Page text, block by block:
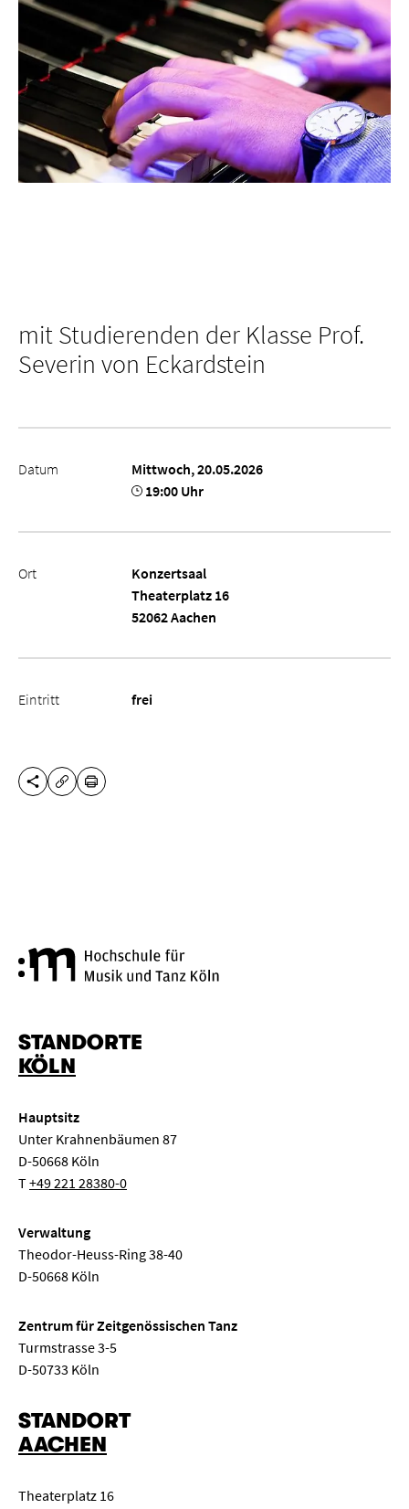
mit Studierenden der Klasse Prof.
Severin von Eckardstein
Datum
Mittwoch, 20.05.2026
19:00 Uhr
Ort
Konzertsaal
Theaterplatz 16
52062 Aachen
Eintritt frei
DIESE SEITE TEILEN
URL KOPIEREN
DRUCKEN
STANDORTE
KÖLN
Hauptsitz
Unter Krahnenbäumen 87
D-50668 Köln
T+49 221 28380-0
Verwaltung
Theodor-Heuss-Ring 38-40
D-50668 Köln
Zentrum für Zeitgenössischen Tanz
Turmstrasse 3-5
D-50733 Köln
STANDORT
AACHEN
Theaterplatz 16